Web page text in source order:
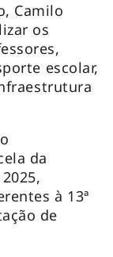
Camilo
os
escolar,
da
à 13ª
de